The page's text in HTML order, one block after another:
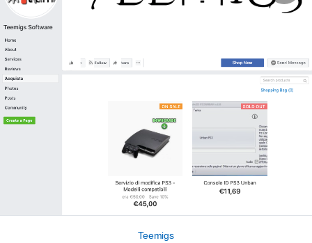
Teemigs